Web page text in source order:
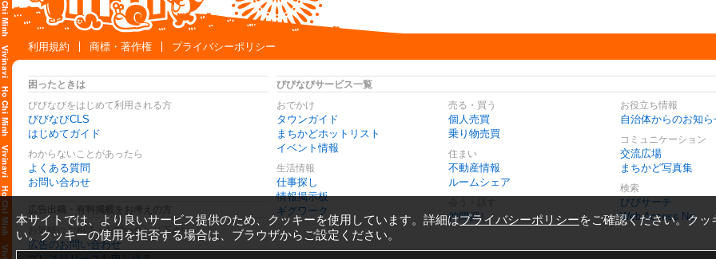
利用規約
商標・著作権 プライバシーポリシー
困ったときは
びびなびをはじめて利用される方
びびなびCLS
はじめてガイド
わからないことがあったら
よくある質問
お問い合わせ
お気軽にご相談・お問い合わせ下さい
広告のお問い合わせ
びびなびサービス一覧
おでかけ
タウンガイド
まちかどホットリスト
イベント情報
生活情報
仕事探し
情報掲示板
ギグワーク
売る・買う
個人売買
乗り物売買
住まい
不動産情報
ルームシェア
仲間探し
お役立ち情報
自治体からのお知ら
コミュニケーション
交流広場
まちかど写真集
検索
びびサーチ
Web Access No.
本サイトでは、より良いサービス提供のため、クッキーを使用しています。詳細はプライバシーポリシーをご確認ください。ク
い。クッキーの使用を拒否する場合は、ブラウザからご設定ください。